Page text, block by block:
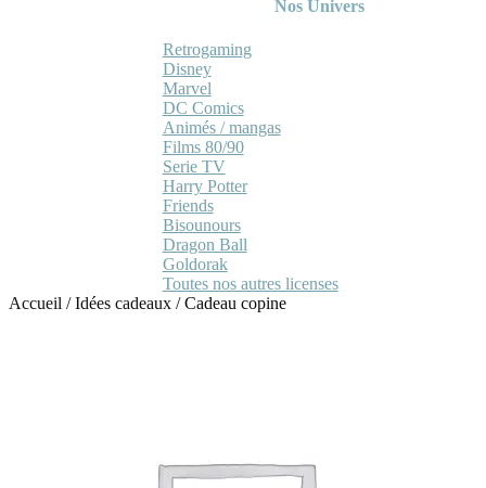
Nos Univers
Retrogaming
Disney
Marvel
DC Comics
Animés / mangas
Films 80/90
Serie TV
Harry Potter
Friends
Bisounours
Dragon Ball
Goldorak
Toutes nos autres licenses
Accueil /Idées cadeaux /Cadeau copine